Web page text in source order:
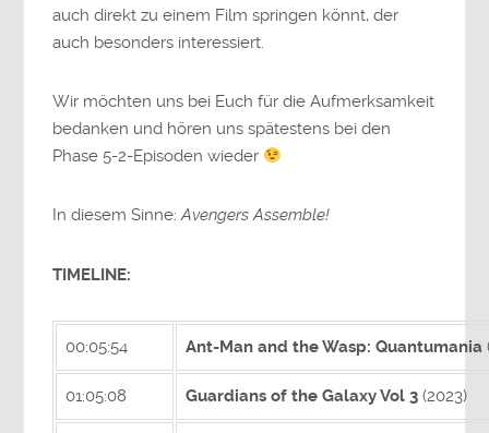
auch direkt zu einem Film springen könnt, der
auch besonders interessiert.
Wir möchten uns bei Euch für die Aufmerksamkeit
bedanken und hören uns spätestens bei den
Phase 5-2-Episoden wieder
In diesem Sinne:Avengers Assemble!
TIMELINE:
00:05:54 Ant-Man and the Wasp: Quantumania
01:05:08 Guardians of the Galaxy Vol 3(2023)